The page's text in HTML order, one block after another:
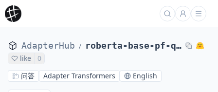
AdapterHub / roberta-base-pf-quoref
like
0
问答
Adapter Transformers English